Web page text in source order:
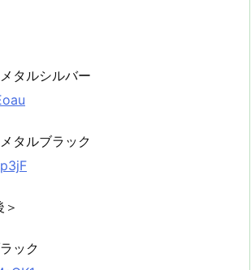
タルシルバー
タルブラック
ック